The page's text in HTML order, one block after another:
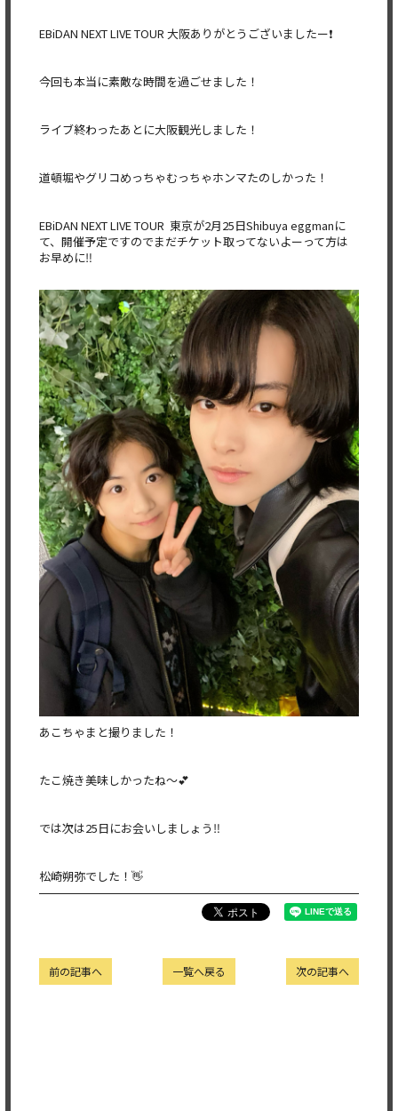
EBiDAN NEXT LIVE TOUR 大阪ありがとうございましたー❗️
今回も本当に素敵な時間を過ごせました！
ライブ終わったあとに大阪観光しました！
道頓堀やグリコめっちゃむっちゃホンマたのしかった！
EBiDAN NEXT LIVE TOUR 東京が2月25日Shibuya eggmanに
て、開催予定ですのでまだチケット取ってないよーって方は
お早めに‼️
あこちゃまと撮りました！
たこ焼き美味しかったね〜💕
では次は25日にお会いしましょう‼️
松崎朔弥でした！👋
次の記事へ
一覧へ戻る
前の記事へ